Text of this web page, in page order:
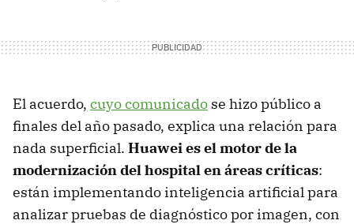
El acuerdo, cuyo comunicado se hizo público a
finales del año pasado, explica una relación para
nada superficial. Huawei es el motor de la
modernización del hospital en áreas críticas:
están implementando inteligencia artificial para
analizar pruebas de diagnóstico por imagen, con